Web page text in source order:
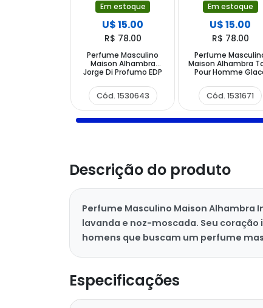
Em estoque
U$ 15.00
R$ 78.00
Perfume Masculino
Maison Alhambra
Jorge Di Profumo EDP
Cód. 1530643
Em estoque
U$ 15.00
R$ 78.00
Perfume
Maison Alhambra
Pour Homme
Cód. 1531671
Descrição do produto
Perfume Masculino Maison Alhambra
lavanda e noz-moscada. Seu
homens que buscam um perfume
Especificações